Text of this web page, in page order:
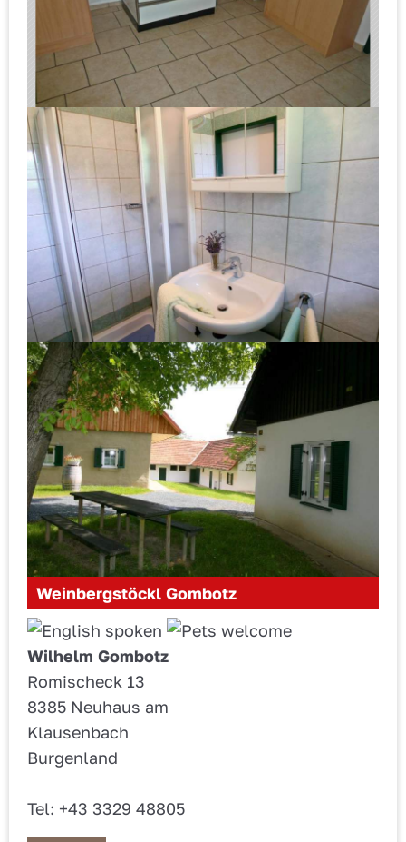
Weinbergstöckl Gombotz
Wilhelm Gombotz
Romischeck 13
8385 Neuhaus am
Klausenbach
Burgenland
Tel: +43 3329 48805